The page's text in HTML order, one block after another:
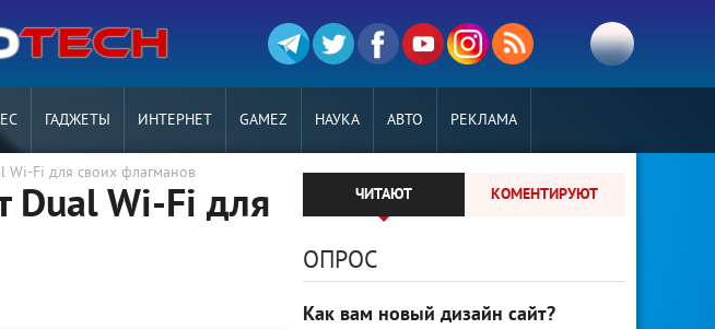
ГАДЖЕТЫ ИНТЕРНЕТ GAMEZ НАУКА АВТО РЕКЛАМА
Fi для своих флагманов
Dual Wi-Fi для
ЧИТАЮТ КОМЕНТИРУЮТ
ОПРОС
Как вам новый дизайн сайт?